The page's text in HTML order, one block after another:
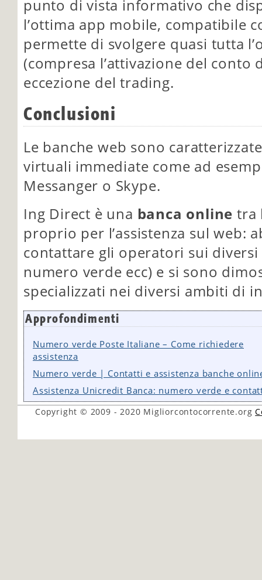
punto di vista informativo che
l’ottima app mobile, compatibile
permette di svolgere quasi tutta
(compresa l’attivazione del conto
eccezione del trading.
Conclusioni
Le banche web sono
virtuali immediate come ad
Messanger o Skype.
Ing Direct è una banca online tra
proprio per l’assistenza sul web:
contattare gli operatori sui
numero verde ecc) e si sono
specializzati nei diversi ambiti di
Approfondimenti
Numero verde Poste Italiane – Come richiedere
assistenza
Numero verde | Contatti e assistenza banche
Assistenza Unicredit Banca: numero verde e
Copyright © 2009 - 2020 Migliorcontocorrente.org